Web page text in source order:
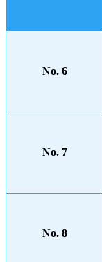
No. 6
No. 7
No. 8